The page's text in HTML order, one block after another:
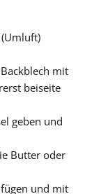
mit
beiseite
geben und
Butter oder
und mit